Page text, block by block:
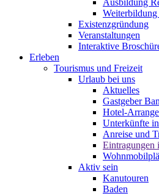
Ausbildung
Existenzgründung
Veranstaltungen
Interaktive
Erleben
Tourismus und Freizeit
Urlaub bei uns
Aktuelles
Gastgeber
Hotel-
Unterkünfte
Anreise und
Eintragungen
Aktiv sein
Kanutouren
Baden